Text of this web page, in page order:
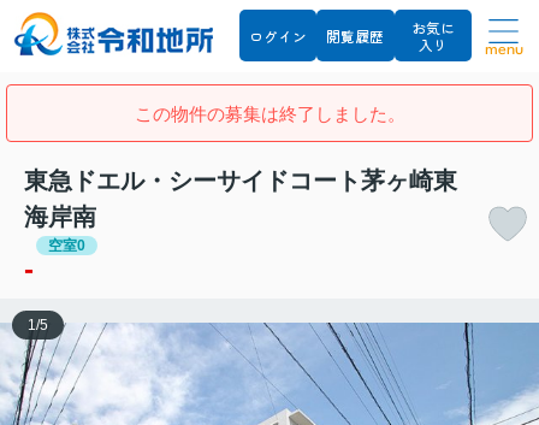
ログイン 閲覧履歴
お気に
入り
menu
この物件の募集は終了しました。
東急ドエル・シーサイドコート茅ヶ崎東
海岸南
空室0
-
1 /5